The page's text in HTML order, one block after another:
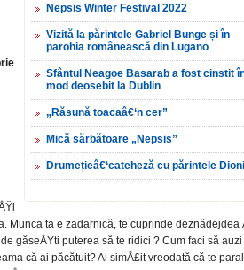
Nepsis Winter Festival 2022
Vizită la părintele Gabriel Bunge și în
parohia românească din Lugano
Sfântul Neagoe Basarab a fost cinstit
mod deosebit la Dublin
„Răsună toacaâ€‘n cer”
Mică sărbătoare „Nepsis”
Drumețieâ€‘cateheză cu părintele
Munca ta e zadarnică, te cuprinde deznădejdea
găseÅŸti puterea să te ridici ? Cum faci să auzi
că ai păcătuit? Ai simÅ£it vreodată că te